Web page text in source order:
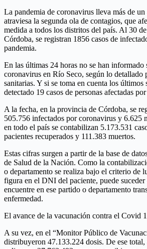
La pandemia de coronavirus lleva más de
atraviesa la segunda ola de contagios, que
medida a todos los distritos del país. Al 30
Córdoba, se registran 1856 casos de
pandemia.
En las últimas 24 horas no se han informado
coronavirus en Río Seco, según lo detallado
sanitarias. Y si se toma en cuenta los últimos
detectado 19 casos de personas afectadas
A la fecha, en la provincia de Córdoba, se
505.756 infectados por coronavirus y 6.625
en todo el país se contabilizan 5.173.531
pacientes recuperados y 111.383 muertos.
Estas cifras surgen a partir de la base de
de Salud de la Nación. Como la
o departamento se realiza bajo el criterio de
figura en el DNI del paciente, puede suceder
encuentre en ese partido o departamento
enfermedad.
El avance de la vacunación contra el Covid
A su vez, en el “Monitor Público de
distribuyeron 47.133.224 dosis. De ese